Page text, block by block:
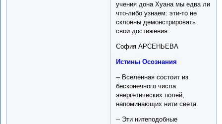
учения дона Хуана мы едва ли
что-либо узнаем: эти-то не
склонны демонстрировать
свои достижения.
София АРСЕНЬЕВА
Истины Осознания
-- Вселенная состоит из
бесконечного числа
энергетических полей,
напоминающих нити света.
-- Эти нитеподобные